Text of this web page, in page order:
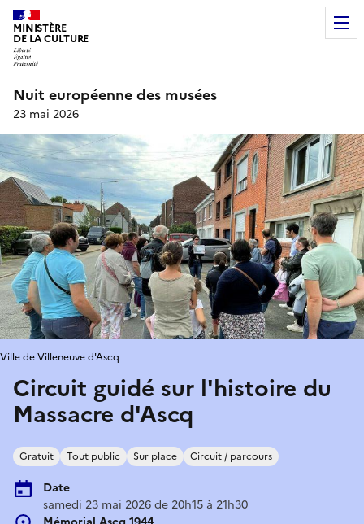
MINISTÈRE
DE LA CULTURE
Nuit européenne des musées
23 mai 2026
Circuit guidé sur l'histoire du
Massacre d'Ascq
Gratuit Tout public Sur place Circuit / parcours
Date
samedi 23 mai 2026 de 20h15 à 21h30
Ville de Villeneuve d'Ascq